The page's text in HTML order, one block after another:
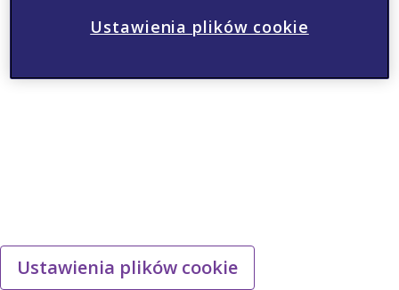
Ustawienia plików cookie
Ustawienia plików cookie